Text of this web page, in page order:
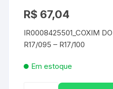
R$ 67,04
IR0008425501_COXIM
R17/095 – R17/100
Em estoque